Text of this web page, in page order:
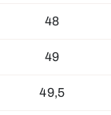
48
49
49,5